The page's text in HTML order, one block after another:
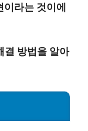
이라는 것이에
결 방법을 알아